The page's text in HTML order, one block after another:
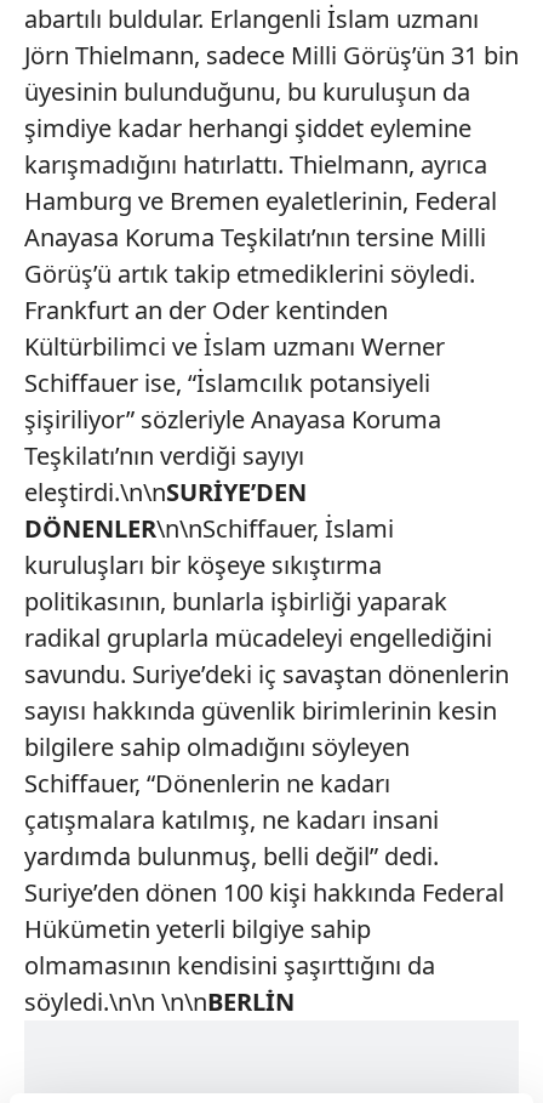
abartılı buldular. Erlangenli İslam uzmanı
Jörn Thielmann, sadece Milli Görüş’ün 31 bin
üyesinin bulunduğunu, bu kuruluşun da
şimdiye kadar herhangi şiddet eylemine
karışmadığını hatırlattı. Thielmann, ayrıca
Hamburg ve Bremen eyaletlerinin, Federal
Anayasa Koruma Teşkilatı’nın tersine Milli
Görüş’ü artık takip etmediklerini söyledi.
Frankfurt an der Oder kentinden
Kültürbilimci ve İslam uzmanı Werner
Schiffauer ise, “İslamcılık potansiyeli
şişiriliyor” sözleriyle Anayasa Koruma
Teşkilatı’nın verdiği sayıyı
eleştirdi.\n\nSURİYE’DEN
DÖNENLER\n\nSchiffauer, İslami
kuruluşları bir köşeye sıkıştırma
politikasının, bunlarla işbirliği yaparak
radikal gruplarla mücadeleyi engellediğini
savundu. Suriye’deki iç savaştan dönenlerin
sayısı hakkında güvenlik birimlerinin kesin
bilgilere sahip olmadığını söyleyen
Schiffauer, “Dönenlerin ne kadarı
çatışmalara katılmış, ne kadarı insani
yardımda bulunmuş, belli değil” dedi.
Suriye’den dönen 100 kişi hakkında Federal
Hükümetin yeterli bilgiye sahip
olmamasının kendisini şaşırttığını da
söyledi.\n\n \n\nBERLİN